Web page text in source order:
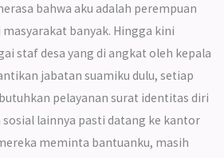
bahwa aku adalah perempuan
banyak. Hingga kini
staf desa yang di angkat oleh kepala
jabatan suamiku dulu, setiap
pelayanan surat identitas diri
lainnya pasti datang ke kantor
meminta bantuanku, masih